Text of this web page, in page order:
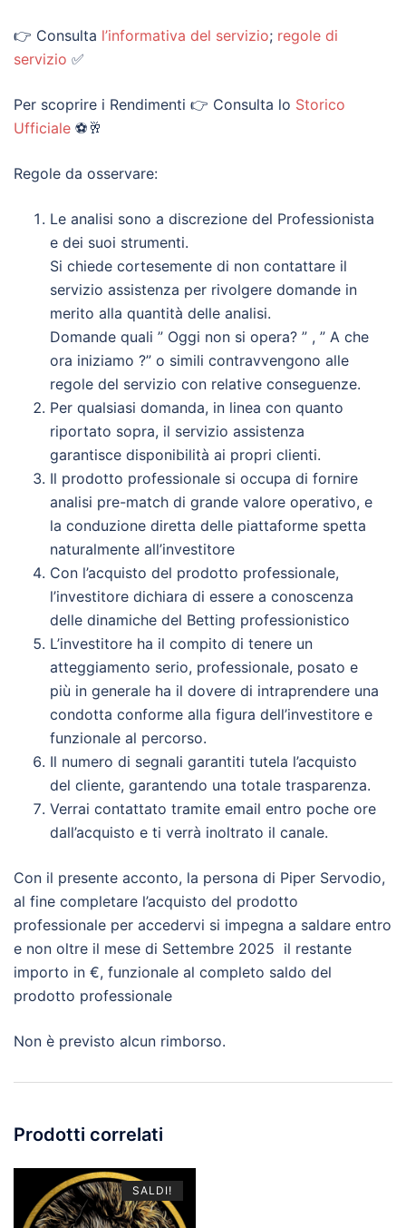
👉 Consulta l’informativa del servizio; regole di
servizio ✅
Per scoprire i Rendimenti 👉 Consulta lo Storico
Ufficiale ⚽🥂
Regole da osservare:
Le analisi sono a discrezione del Professionista
e dei suoi strumenti.
Si chiede cortesemente di non contattare il
servizio assistenza per rivolgere domande in
merito alla quantità delle analisi.
Domande quali ” Oggi non si opera? ” , ” A che
ora iniziamo ?” o simili contravvengono alle
regole del servizio con relative conseguenze.
Per qualsiasi domanda, in linea con quanto
riportato sopra, il servizio assistenza
garantisce disponibilità ai propri clienti.
Il prodotto professionale si occupa di fornire
analisi pre-match di grande valore operativo, e
la conduzione diretta delle piattaforme spetta
naturalmente all’investitore
Con l’acquisto del prodotto professionale,
l’investitore dichiara di essere a conoscenza
delle dinamiche del Betting professionistico
L’investitore ha il compito di tenere un
atteggiamento serio, professionale, posato e
più in generale ha il dovere di intraprendere una
condotta conforme alla figura dell’investitore e
funzionale al percorso.
Il numero di segnali garantiti tutela l’acquisto
del cliente, garantendo una totale trasparenza.
Verrai contattato tramite email entro poche ore
dall’acquisto e ti verrà inoltrato il canale.
Con il presente acconto, la persona di Piper Servodio,
al fine completare l’acquisto del prodotto
professionale per accedervi si impegna a saldare entro
e non oltre il mese di Settembre 2025 il restante
importo in €, funzionale al completo saldo del
prodotto professionale
Non è previsto alcun rimborso.
Prodotti correlati
SALDI!